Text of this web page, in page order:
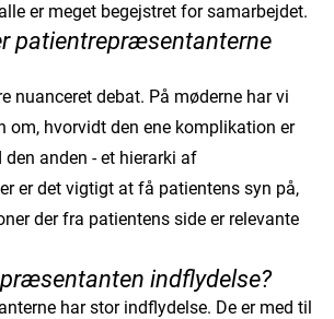
er meget begejstret for samarbejdet.
patientrepræsentanterne
nuanceret debat. På møderne har vi
om, hvorvidt den ene komplikation er
den anden - et hierarki af
er det vigtigt at få patientens syn på,
der fra patientens side er relevante
indflydelse?
har stor indflydelse. De er med til